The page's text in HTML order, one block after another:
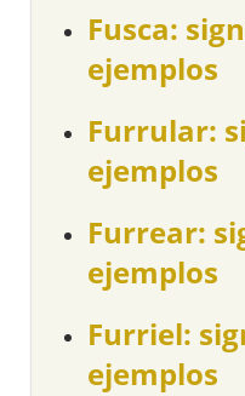
Fusca:
ejemplos
Furrular:
ejemplos
Furrear:
ejemplos
Furriel:
ejemplos